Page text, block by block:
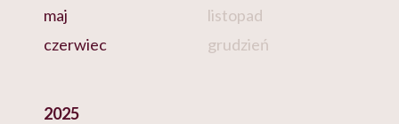
maj
czerwiec
listopad
grudzień
2025